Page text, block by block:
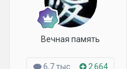
Вечная память
6,7 тыс 2 664